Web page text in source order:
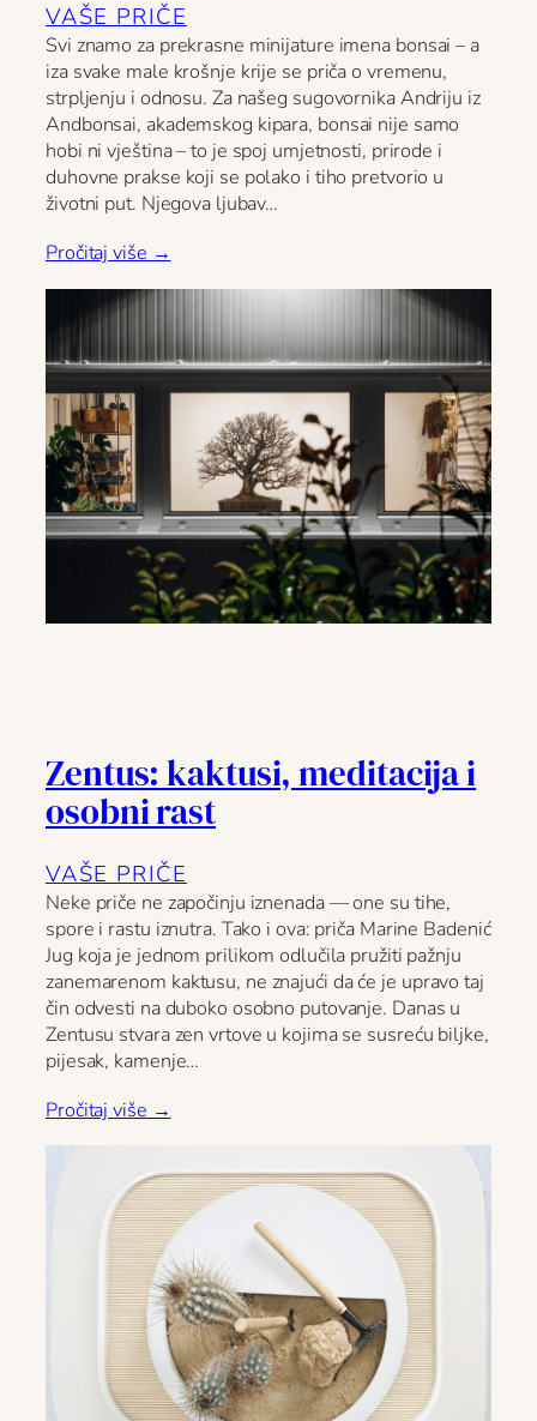
VAŠE PRIČE
Svi znamo za prekrasne minijature imena bonsai – a
iza svake male krošnje krije se priča o vremenu,
strpljenju i odnosu. Za našeg sugovornika Andriju iz
Andbonsai, akademskog kipara, bonsai nije samo
hobi ni vještina – to je spoj umjetnosti, prirode i
duhovne prakse koji se polako i tiho pretvorio u
životni put. Njegova ljubav…
Pročitaj više →
Zentus: kaktusi, meditacija i
osobni rast
VAŠE PRIČE
Neke priče ne započinju iznenada — one su tihe,
spore i rastu iznutra. Tako i ova: priča Marine Badenić
Jug koja je jednom prilikom odlučila pružiti pažnju
zanemarenom kaktusu, ne znajući da će je upravo taj
čin odvesti na duboko osobno putovanje. Danas u
Zentusu stvara zen vrtove u kojima se susreću biljke,
pijesak, kamenje…
Pročitaj više →